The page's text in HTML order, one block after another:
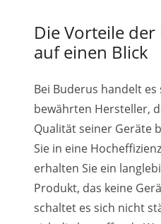
Die Vorteile
auf einen Blick
Bei Buderus handelt
bewährten Hersteller,
Qualität seiner Geräte
Sie in eine
erhalten Sie ein
Produkt, das keine
schaltet es sich nicht